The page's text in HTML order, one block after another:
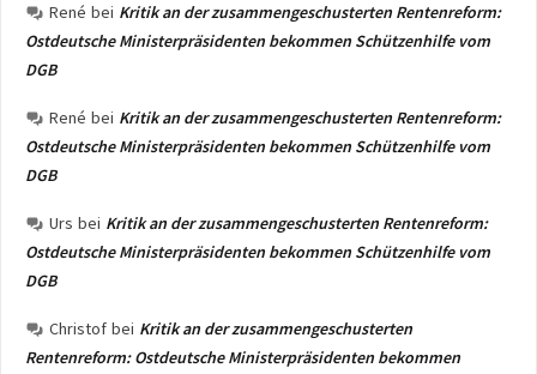
René bei Kritik an der zusammengeschusterten Rentenreform:
Ostdeutsche Ministerpräsidenten bekommen Schützenhilfe vom
DGB
René bei Kritik an der zusammengeschusterten Rentenreform:
Ostdeutsche Ministerpräsidenten bekommen Schützenhilfe vom
DGB
Urs bei Kritik an der zusammengeschusterten Rentenreform:
Ostdeutsche Ministerpräsidenten bekommen Schützenhilfe vom
DGB
Christof bei Kritik an der zusammengeschusterten
Rentenreform: Ostdeutsche Ministerpräsidenten bekommen